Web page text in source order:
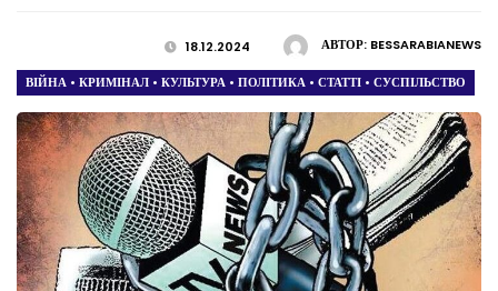
АВТОР: BESSARABIANEWS
18.12.2024
ВІЙНА • КРИМІНАЛ • КУЛЬТУРА • ПОЛІТИКА • СТАТТІ • СУСПІЛЬСТВО